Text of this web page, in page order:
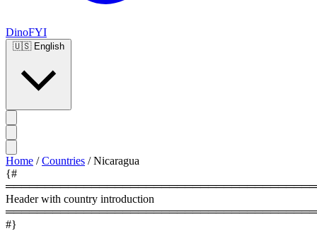
DinoFYI
🇺🇸 English
Home / Countries / Nicaragua
{#
Header with country introduction
#}